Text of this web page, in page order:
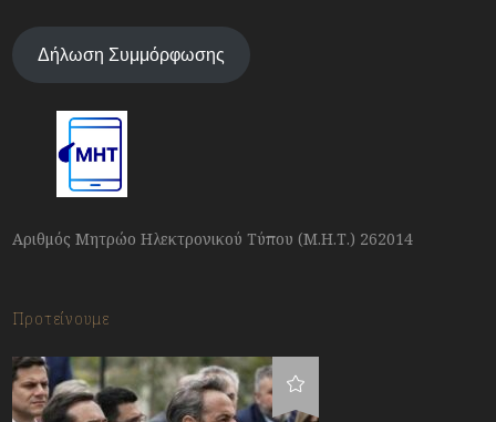
Δήλωση Συμμόρφωσης
Αριθμός Μητρώο Ηλεκτρονικού Τύπου (Μ.Η.Τ.) 262014
Προτείνουμε